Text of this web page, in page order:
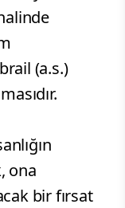
(a.s.)
ona
bir fırsat